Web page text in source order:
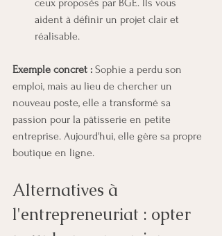
ceux proposés par BGE. Ils vous
aident à définir un projet clair et
réalisable.
Exemple concret : Sophie a perdu son
emploi, mais au lieu de chercher un
nouveau poste, elle a transformé sa
passion pour la pâtisserie en petite
entreprise. Aujourd'hui, elle gère sa propre
boutique en ligne.
Alternatives à
l'entrepreneuriat : opter